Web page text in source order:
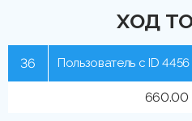
ХОД
36 Пользователь с ID 4456
660.00